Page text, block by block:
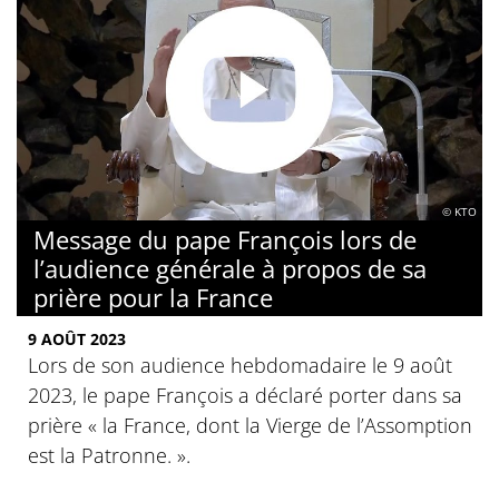
© KTO
Message du pape François lors de
l’audience générale à propos de sa
prière pour la France
9 AOÛT 2023
Lors de son audience hebdomadaire le 9 août
2023, le pape François a déclaré porter dans sa
prière « la France, dont la Vierge de l’Assomption
est la Patronne. ».